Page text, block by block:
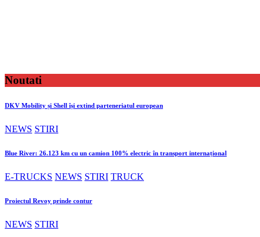
Noutati
DKV Mobility și Shell își extind parteneriatul european
NEWS STIRI
Blue River: 26.123 km cu un camion 100% electric în transport internațional
E-TRUCKS NEWS STIRI TRUCK
Proiectul Revoy prinde contur
NEWS STIRI